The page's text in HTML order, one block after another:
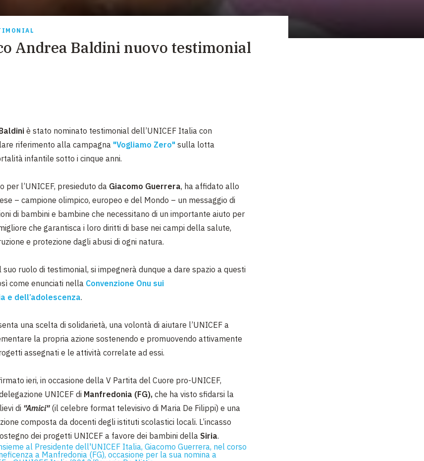
MODI PER DONARE. SCEGLI IL PIÙ
Andrea Baldini nuovo testimonial
è stato nominato testimonial dell’UNICEF Italia con
riferimento alla campagna "Vogliamo Zero" sulla lotta
infantile sotto i cinque anni.
per l’UNICEF, presieduto da Giacomo Guerrera, ha affidato allo
– campione olimpico, europeo e del Mondo – un messaggio di
di bambini e bambine che necessitano di un importante aiuto per
che garantisca i loro diritti di base nei campi della salute,
e protezione dagli abusi di ogni natura.
suo ruolo di testimonial, si impegnerà dunque a dare spazio a questi
come enunciati nella Convenzione Onu sui
e dell’adolescenza.
una scelta di solidarietà, una volontà di aiutare l’UNICEF a
la propria azione sostenendo e promuovendo attivamente
assegnati e le attività correlate ad essi.
ieri, in occasione della V Partita del Cuore pro-UNICEF,
UNICEF di Manfredonia (FG), che ha visto sfidarsi la
di "Amici"(il celebre format televisivo di Maria De Filippi) e una
composta da docenti degli istituti scolastici locali. L’incasso
dei progetti UNICEF a favore dei bambini della Siria.